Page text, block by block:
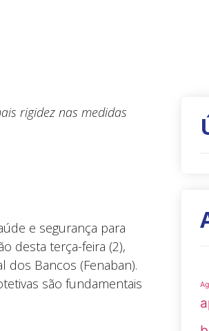
rigidez nas medidas
e segurança para
desta terça-feira (2),
dos Bancos (Fenaban).
são fundamentais